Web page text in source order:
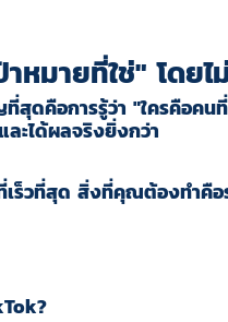
มายที่ใช่" โดย
สุดคือการรู้ว่า "ใครคือคน
ะได้ผลจริงยิ่งกว่า
ร็วที่สุด สิ่งที่คุณต้องทำคือ